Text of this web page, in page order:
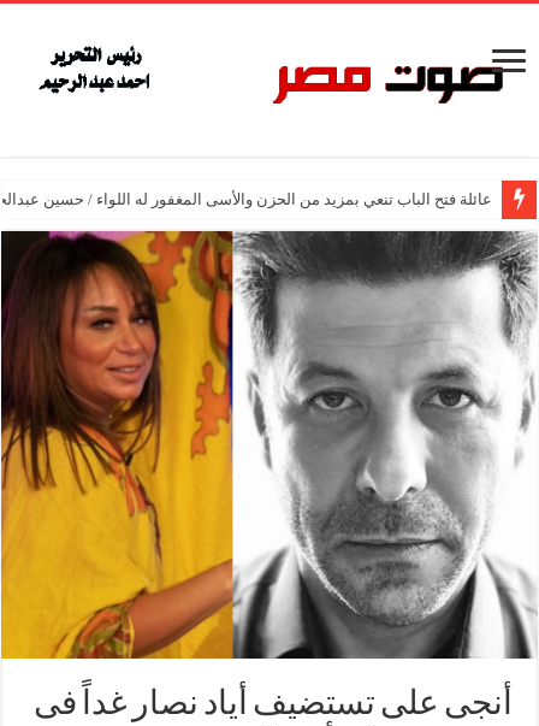
عائلة فتح الباب تنعي بمزيد من الحزن والأسى المغفور له اللواء / حسين
أنجى على تستضيف أياد نصار غداً فى